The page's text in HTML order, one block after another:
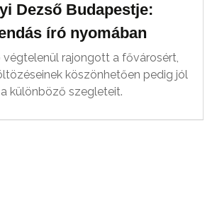
Dezső Budapestje:
író nyomában
végtelenül rajongott a fővárosért,
köszönhetően pedig jól
különböző szegleteit.